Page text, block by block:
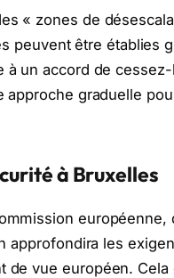
« zones de
peuvent être établies
à un accord de
approche graduelle
à Bruxelles
approfondira les
de vue européen.